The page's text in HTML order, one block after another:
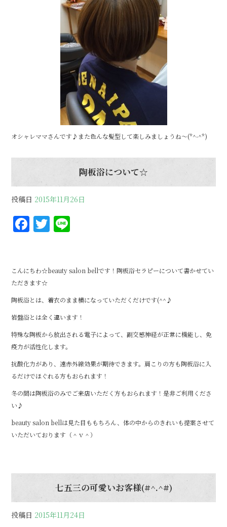
オシャレママさんです♪また色んな髪型して楽しみましょうね～(*^-^*)
陶板浴について☆
投稿日 2015年11月26日
F
a
e
b
o
o
k
T
w
te
こんにちわ☆beauty salon bellです！陶板浴セラピーについて書かせてい
ただきます☆
陶板浴とは、着衣のまま横になっていただくだけです(^^♪
岩盤浴とは全く違います！
特殊な陶板から放出される電子によって、副交感神経が正常に機能し、免
疫力が活性化します。
抗酸化力があり、遠赤外線効果が期待できます。肩こりの方も陶板浴に入
るだけでほぐれる方もおられます！
冬の間は陶板浴のみでご来店いただく方もおられます！是非ご利用くださ
い♪
beauty salon bellは見た目ももちろん、体の中からのきれいも提案させて
いただいております（＾ｖ＾）
七五三の可愛いお客様(#^.^#)
投稿日 2015年11月24日